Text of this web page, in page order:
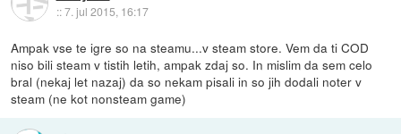
::7. jul 2015, 16:17
Ampak vse te igre so na steamu...v steam store. Vem da ti COD
niso bili steam v tistih letih, ampak zdaj so. In mislim da sem celo
bral (nekaj let nazaj) da so nekam pisali in so jih dodali noter v
steam (ne kot nonsteam game)